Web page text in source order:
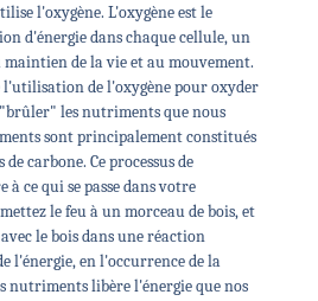
l'oxygène. L'oxygène est le
d'énergie dans chaque cellule, un
maintien de la vie et au mouvement.
l'utilisation de l'oxygène pour oxyder
les nutriments que nous
sont principalement constitués
carbone. Ce processus de
ce qui se passe dans votre
le feu à un morceau de bois, et
le bois dans une réaction
l'énergie, en l'occurrence de la
nutriments libère l'énergie que nos